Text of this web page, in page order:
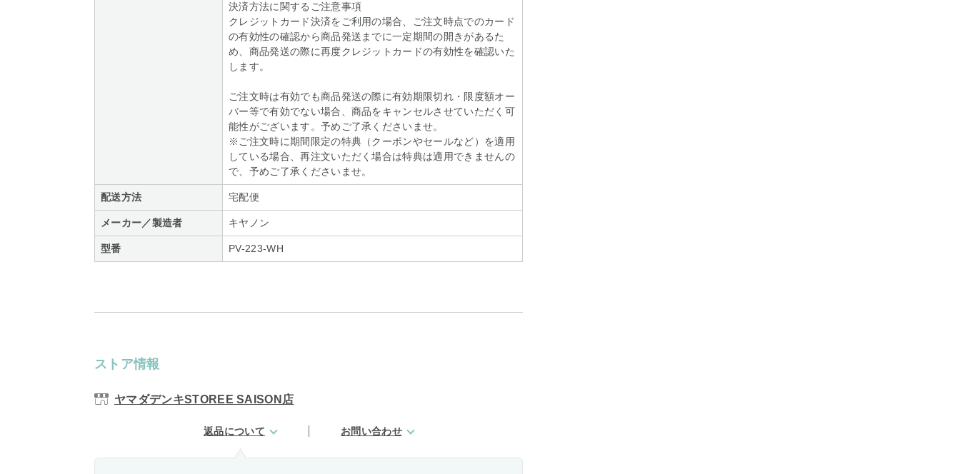
決済方法に関するご注意事項
クレジットカード決済をご利用の場合、ご注文時点でのカード
の有効性の確認から商品発送までに一定期間の開きがあるた
め、商品発送の際に再度クレジットカードの有効性を確認いた
します。
ご注文時は有効でも商品発送の際に有効期限切れ・限度額オー
バー等で有効でない場合、商品をキャンセルさせていただく可
能性がございます。予めご了承くださいませ。
※ご注文時に期間限定の特典（クーポンやセールなど）を適用
している場合、再注文いただく場合は特典は適用できませんの
で、予めご了承くださいませ。
配送方法 宅配便
メーカー／製造者 キヤノン
型番 PV-223-WH
ストア情報
ヤマダデンキSTOREE SAISON店
返品について お問い合わせ